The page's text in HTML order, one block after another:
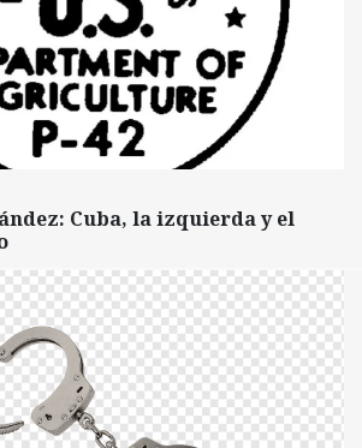
Cuba, la izquierda y el